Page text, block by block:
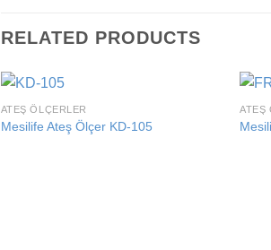
RELATED PRODUCTS
ATEŞ ÖLÇERLER
Mesilife Ateş Ölçer KD-105
ATEŞ